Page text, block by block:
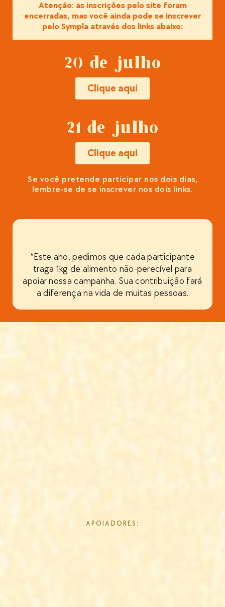
Atenção: as inscrições pelo site foram
encerradas, mas você ainda pode se inscrever
pelo Sympla através dos links abaixo:
20 de julho
Clique aqui
21 de julho
Clique aqui
Se você pretende participar nos dois dias,
lembre-se de se inscrever nos dois links.
*Este ano, pedimos que cada participante
traga 1kg de alimento não-perecível para
apoiar nossa campanha. Sua contribuição fará
a diferença na vida de muitas pessoas.
APOIADORES: